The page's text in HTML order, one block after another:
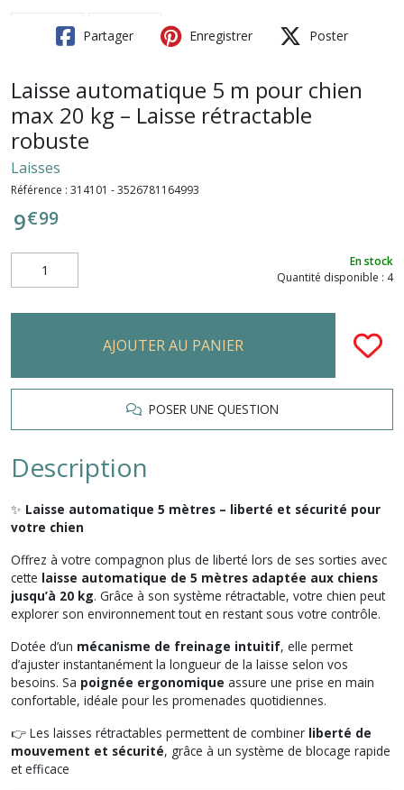
Partager Enregistrer Poster
Laisse automatique 5 m pour chien
max 20 kg – Laisse rétractable
robuste
Laisses
Référence : 314101 - 3526781164993
9€99
En stock
Quantité disponible : 4
AJOUTER AU PANIER
POSER UNE QUESTION
Description
✨ Laisse automatique 5 mètres – liberté et sécurité pour
votre chien
Offrez à votre compagnon plus de liberté lors de ses sorties avec
cette laisse automatique de 5 mètres adaptée aux chiens
jusqu’à 20 kg. Grâce à son système rétractable, votre chien peut
explorer son environnement tout en restant sous votre contrôle.
Dotée d’un mécanisme de freinage intuitif, elle permet
d’ajuster instantanément la longueur de la laisse selon vos
besoins. Sa poignée ergonomique assure une prise en main
confortable, idéale pour les promenades quotidiennes.
👉 Les laisses rétractables permettent de combiner liberté de
mouvement et sécurité, grâce à un système de blocage rapide
et efficace